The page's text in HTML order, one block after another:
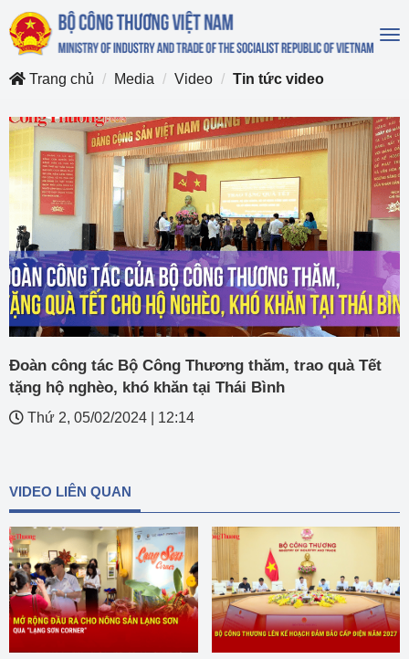
Trang chủ
Media Video Tin tức video
Đoàn công tác Bộ Công Thương thăm, trao quà Tết
tặng hộ nghèo, khó khăn tại Thái Bình
Thứ 2, 05/02/2024 12:14
VIDEO LIÊN QUAN